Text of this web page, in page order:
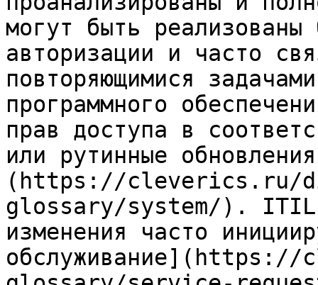
могут быть реализованы
авторизации и часто
повторяющимися
программного
прав доступа в
или рутинные
(https://cleverics.ru/
glossary/system/). ITIL
изменения часто